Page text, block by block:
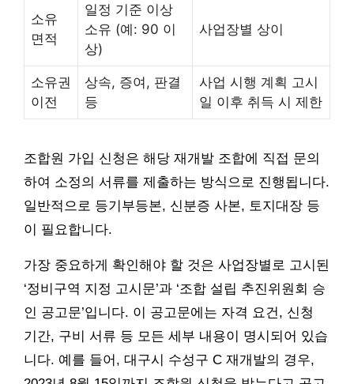
소유
면적
일정 기준 이상
소유 (예: 90 이
상)
사업장별 상이
소유권
이전
상속, 증여, 판결
등
사업 시행 계획 고시
일 이후 취득 시 제한
조합원 가입 신청은 해당 재개발 조합에 직접 문의
하여 소정의 서류를 제출하는 방식으로 진행됩니다.
일반적으로 등기부등본, 신분증 사본, 토지대장 등
이 필요합니다.
가장 중요하게 확인해야 할 것은 사업장별로 고시된
‘정비구역 지정 고시문’과 ‘조합 설립 추진위원회 승
인 공고문’입니다. 이 공고문에는 자격 요건, 신청
기간, 구비 서류 등 모든 세부 내용이 명시되어 있습
니다. 예를 들어, 대구시 수성구 C 재개발의 경우,